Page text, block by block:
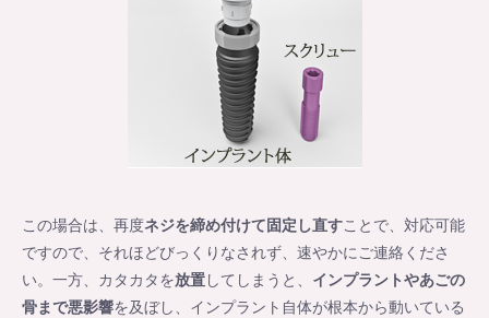
この場合は、再度ネジを締め付けて固定し直すことで、対応可能
ですので、それほどびっくりなされず、速やかにご連絡くださ
い。一方、カタカタを放置してしまうと、 インプラントやあごの
骨まで悪影響を及ぼし、インプラント自体が根本から動いている